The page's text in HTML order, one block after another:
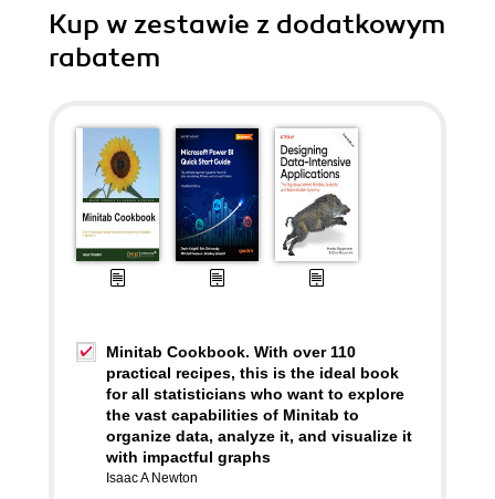
Kup w zestawie z dodatkowym
rabatem
Minitab Cookbook. With over 110
practical recipes, this is the ideal book
for all statisticians who want to explore
the vast capabilities of Minitab to
organize data, analyze it, and visualize it
with impactful graphs
Isaac A Newton